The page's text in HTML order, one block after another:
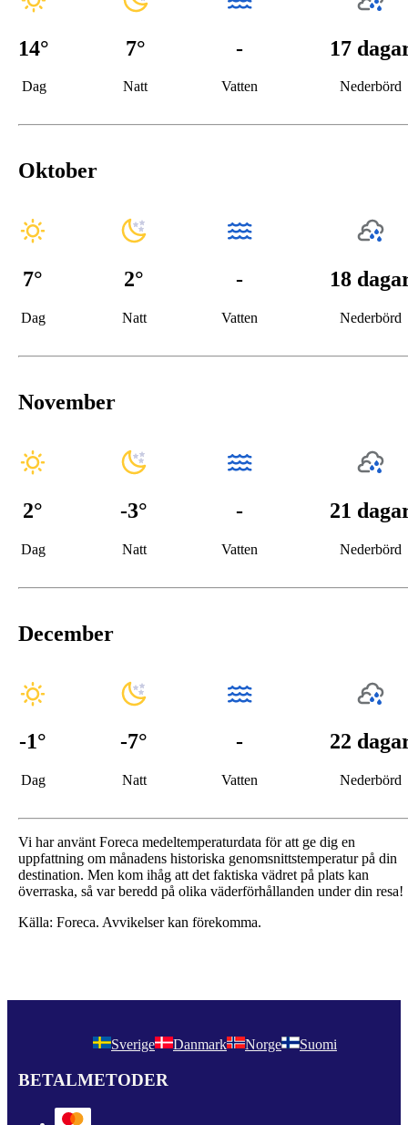
14°
Dag
7°
Natt
-
Vatten
17
Nederbörd
Oktober
7°
Dag
2°
Natt
-
Vatten
18
Nederbörd
November
2°
Dag
-3°
Natt
-
Vatten
21
Nederbörd
December
-1°
Dag
-7°
Natt
-
Vatten
22
Nederbörd
Vi har använt Foreca medeltemperaturdata för att ge dig en
uppfattning om månadens historiska genomsnittstemperatur på din
destination. Men kom ihåg att det faktiska vädret på plats kan
överraska, så var beredd på olika väderförhållanden under din resa!
Källa: Foreca. Avvikelser kan förekomma.
Sverige Danmark Norge Suomi
BETALMETODER